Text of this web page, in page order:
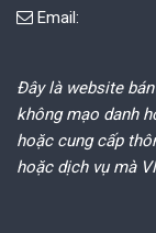
Email:
Đây là website
không mạo danh
hoặc cung cấp
hoặc dịch vụ mà